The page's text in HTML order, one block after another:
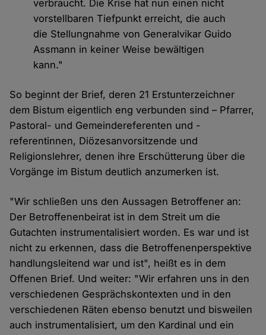
verbraucht. Die Krise hat nun einen nicht
vorstellbaren Tiefpunkt erreicht, die auch
die Stellungnahme von Generalvikar Guido
Assmann in keiner Weise bewältigen
kann."
So beginnt der Brief, deren 21 Erstunterzeichner
dem Bistum eigentlich eng verbunden sind – Pfarrer,
Pastoral- und Gemeindereferenten und -
referentinnen, Diözesanvorsitzende und
Religionslehrer, denen ihre Erschütterung über die
Vorgänge im Bistum deutlich anzumerken ist.
"Wir schließen uns den Aussagen Betroffener an:
Der Betroffenenbeirat ist in dem Streit um die
Gutachten instrumentalisiert worden. Es war und ist
nicht zu erkennen, dass die Betroffenenperspektive
handlungsleitend war und ist", heißt es in dem
Offenen Brief. Und weiter: "Wir erfahren uns in den
verschiedenen Gesprächskontexten und in den
verschiedenen Räten ebenso benutzt und bisweilen
auch instrumentalisiert, um den Kardinal und ein